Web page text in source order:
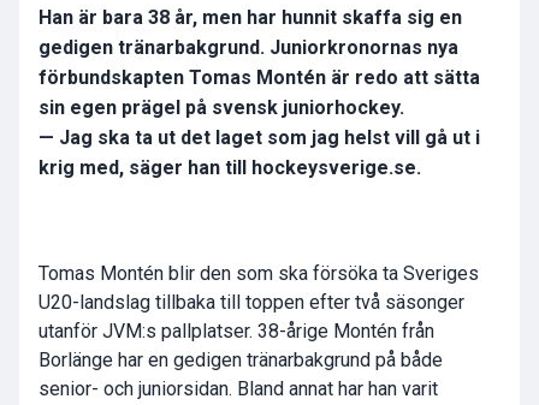
Han är bara 38 år, men har hunnit skaffa sig en
gedigen tränarbakgrund. Juniorkronornas nya
förbundskapten Tomas Montén är redo att sätta
sin egen prägel på svensk juniorhockey.
— Jag ska ta ut det laget som jag helst vill gå ut i
krig med, säger han till hockeysverige.se.
Tomas Montén blir den som ska försöka ta Sveriges
U20-landslag tillbaka till toppen efter två säsonger
utanför JVM:s pallplatser. 38-årige Montén från
Borlänge har en gedigen tränarbakgrund på både
senior- och juniorsidan. Bland annat har han varit